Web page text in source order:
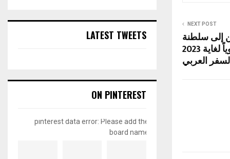
NEXT POST
إلى سلطنة
عُمان بنسبة 5% سنوياً لغاية 2023
العربي
LATEST TWEETS
ON PINTEREST
pinterest data error: Please add the
board name